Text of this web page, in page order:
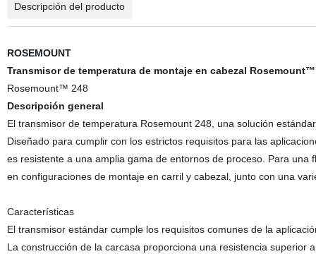
Descripción del producto
ROSEMOUNT
Transmisor de temperatura de montaje en cabezal Rosemount™
Rosemount™ 248
Descripción general
El transmisor de temperatura Rosemount 248, una solución
Diseñado para cumplir con los estrictos requisitos para las
es resistente a una amplia gama de entornos de proceso. Para
en configuraciones de montaje en carril y cabezal, junto con una
Características
El transmisor estándar cumple los requisitos comunes de la
La construcción de la carcasa proporciona una resistencia superior